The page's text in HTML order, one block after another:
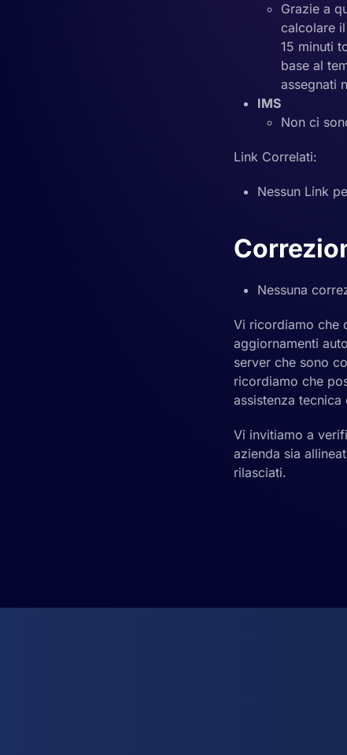
Grazie a
calcolare
15 minuti
base al
assegnati
IMS
Non ci
Link Correlati:
Nessun Link
Nessuna
Vi ricordiamo che
aggiornamenti
server che sono
ricordiamo che
assistenza
Vi invitiamo a
azienda sia
rilasciati.